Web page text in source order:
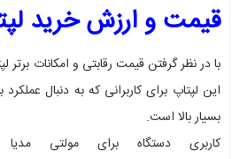
قیمت و ارزش خرید
این لپتاپ برای کاربرانی که به دنبال
بسیار بالا است.
کاربری دستگاه برای مولتی مدیا